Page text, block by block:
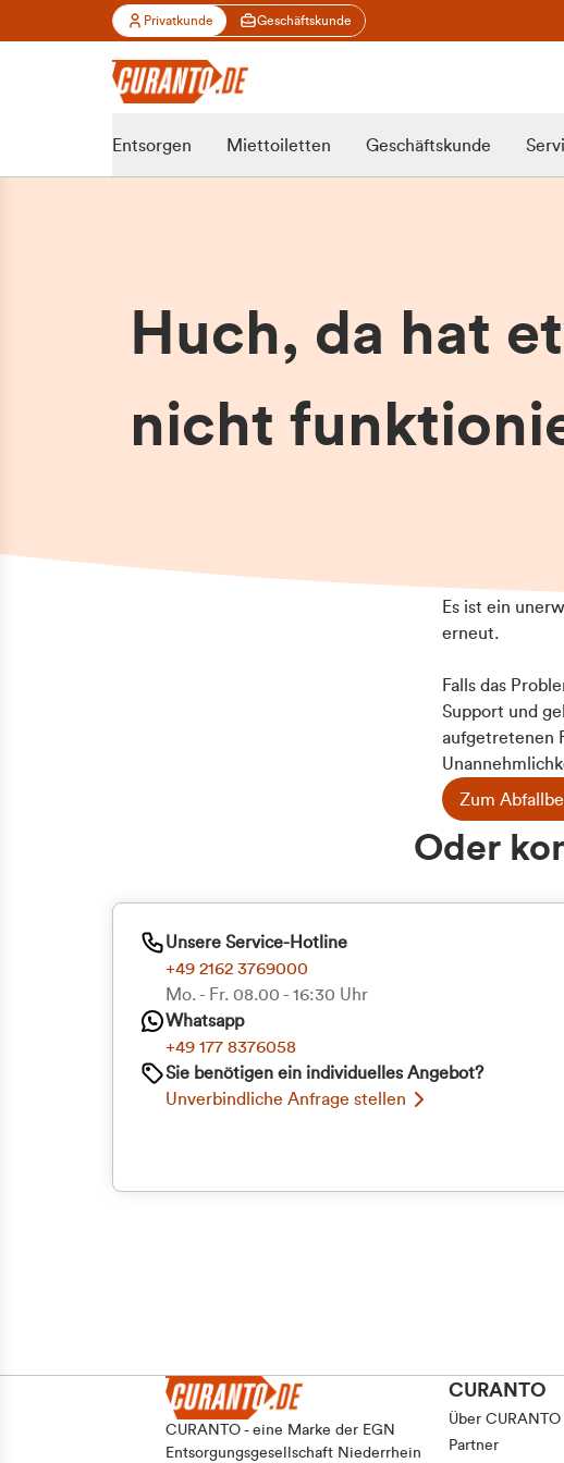
Privatkunde Geschäftskunde
Zu
Entsorgen Miettoiletten Geschäftskunde
Huch, da hat
nicht
Es ist ein
erneut.
Falls das
Support und
aufgetretenen
Zum
Oder
Unsere Service-Hotline
+49 2162 3769000
Mo. - Fr. 08.00 - 16:30 Uhr
Whatsapp
+49 177 8376058
Sie benötigen ein individuelles Angebot?
Unverbindliche Anfrage stellen
CURANTO - eine Marke der EGN
Entsorgungsgesellschaft Niederrhein
CURANTO
Über CURANTO
Partner